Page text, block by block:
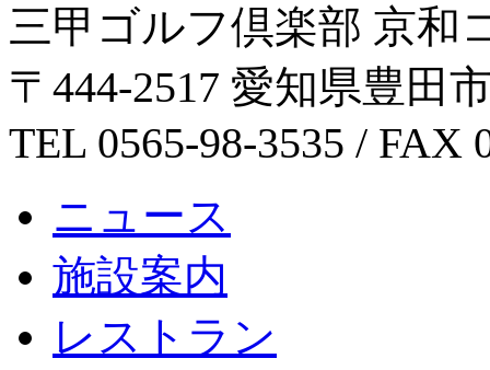
三甲ゴルフ倶楽部 京和
〒444-2517 愛知県豊田
TEL 0565-98-3535 / FAX
ニュース
施設案内
レストラン